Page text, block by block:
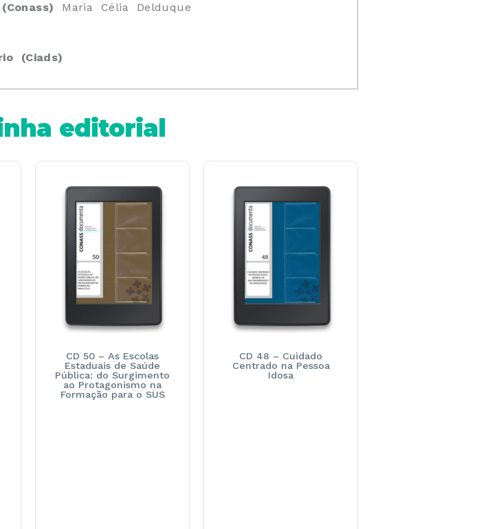
Maria Célia Delduque
(Ciads)
editorial
CD 50 – As Escolas
Estaduais de Saúde
Pública: do Surgimento
ao Protagonismo na
Formação para o SUS
CD 48 – Cuidado
Centrado na Pessoa
Idosa